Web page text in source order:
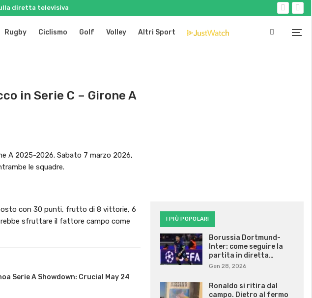
diretta televisiva
Rugby Ciclismo Golf Volley Altri Sport
in Serie C – Girone A
A 2025-2026. Sabato 7 marzo 2026,
le squadre.
con 30 punti, frutto di 8 vittorie, 6
sfruttare il fattore campo come
Serie A Showdown: Crucial May 24
I PIÙ POPOLARI
Borussia Dortmund-
Inter: come seguire la
partita in diretta…
Gen 28, 2026
Ronaldo si ritira dal
campo. Dietro al fermo